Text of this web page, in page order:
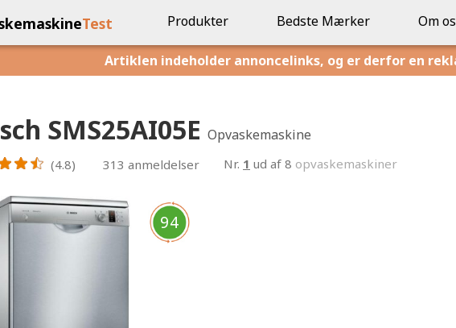
Test Produkter Bedste Mærker Om os
Artiklen indeholder annoncelinks, og er derfor en
SMS25AI05E Opvaskemaskine
(4.8) 313 anmeldelser Nr. 1 ud af 8 opvaskemaskiner
94